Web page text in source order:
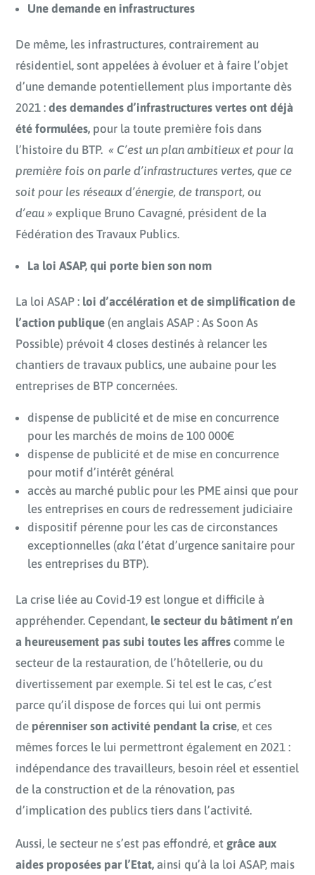
Une demande en infrastructures
De même, les infrastructures, contrairement au
résidentiel, sont appelées à évoluer et à faire l’objet
d’une demande potentiellement plus importante dès
2021 : des demandes d’infrastructures vertes ont déjà
été formulées, pour la toute première fois dans
l’histoire du BTP.« C’est un plan ambitieux et pour la
première fois on parle d’infrastructures vertes, que ce
soit pour les réseaux d’énergie, de transport, ou
d’eau » explique Bruno Cavagné, président de la
Fédération des Travaux Publics.
La loi ASAP, qui porte bien son nom
La loi ASAP : loi d’accélération et de simplification de
l’action publique (en anglais ASAP : As Soon As
Possible) prévoit 4 closes destinés à relancer les
chantiers de travaux publics, une aubaine pour les
entreprises de BTP concernées.
dispense de publicité et de mise en concurrence
pour les marchés de moins de 100 000€
dispense de publicité et de mise en concurrence
pour motif d’intérêt général
accès au marché public pour les PME ainsi que pour
les entreprises en cours de redressement judiciaire
dispositif pérenne pour les cas de circonstances
exceptionnelles (aka l’état d’urgence sanitaire pour
les entreprises du BTP).
La crise liée au Covid-19 est longue et difficile à
appréhender. Cependant, le secteur du bâtiment n’en
a heureusement pas subi toutes les affres comme le
secteur de la restauration, de l’hôtellerie, ou du
divertissement par exemple. Si tel est le cas, c’est
parce qu’il dispose de forces qui lui ont permis
de pérenniser son activité pendant la crise, et ces
mêmes forces le lui permettront également en 2021 :
indépendance des travailleurs, besoin réel et essentiel
de la construction et de la rénovation, pas
d’implication des publics tiers dans l’activité.
Aussi, le secteur ne s’est pas effondré, et grâce aux
aides proposées par l’Etat, ainsi qu’à la loi ASAP, mais